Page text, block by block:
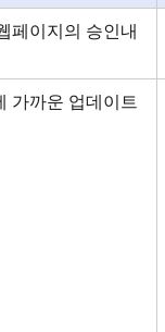
페이지의 승인내
가까운 업데이트